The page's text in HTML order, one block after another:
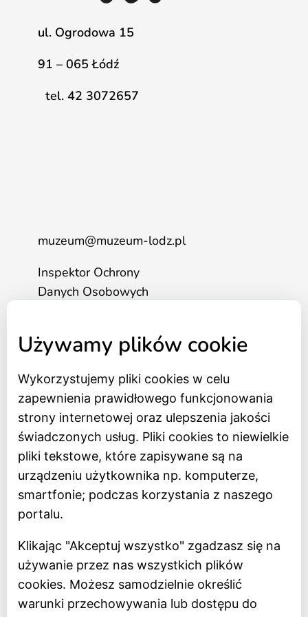
ul. Ogrodowa 15
91 – 065 Łódź
tel. 42 3072657
muzeum@muzeum-lodz.pl
Inspektor Ochrony
Danych Osobowych
Strona główna
Bilety online
BIP
Oceń Muzeum
Newsletter
Deklaracja dostępności
Regulamin
Dostępność
Projekt dofinansowany z Unii Europejskiej
Używamy plików cookie
Wykorzystujemy pliki cookies w celu
zapewnienia prawidłowego funkcjonowania
strony internetowej oraz ulepszenia jakości
świadczonych usług. Pliki cookies to niewielkie
pliki tekstowe, które zapisywane są na
urządzeniu użytkownika np. komputerze,
smartfonie; podczas korzystania z naszego
portalu.
Klikając "Akceptuj wszystko" zgadzasz się na
używanie przez nas wszystkich plików
cookies. Możesz samodzielnie określić
warunki przechowywania lub dostępu do